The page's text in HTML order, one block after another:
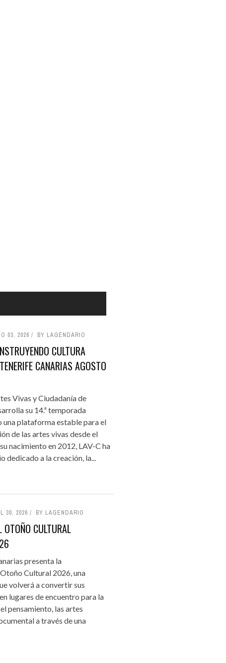
03, 2026 BY LAGENDARIO
CULTURA
CANARIAS AGOSTO
Vivas y Ciudadanía de
su 14.ª temporada
plataforma estable para el
de las artes vivas desde el
nacimiento en 2012, LAV-C ha
dedicado a la creación, la...
30, 2026 BY LAGENDARIO
OTOÑO CULTURAL
presenta la
Cultural 2026, una
volverá a convertir sus
lugares de encuentro para la
pensamiento, las artes
a través de una